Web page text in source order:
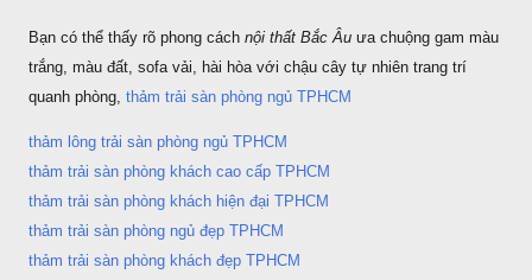
Bạn có thể thấy rõ phong cách nội thất Bắc Âu ưa chuộng gam màu
trắng, màu đất, sofa vải, hài hòa với chậu cây tự nhiên trang trí
quanh phòng, thảm trải sàn phòng ngủ TPHCM
thảm lông trải sàn phòng ngủ TPHCM
thảm trải sàn phòng khách cao cấp TPHCM
thảm trải sàn phòng khách hiện đại TPHCM
thảm trải sàn phòng ngủ đẹp TPHCM
thảm trải sàn phòng khách đẹp TPHCM